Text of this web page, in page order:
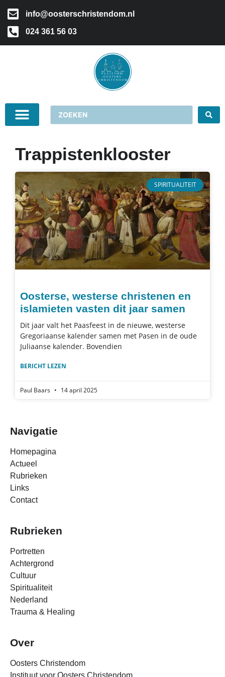
info@oosterschristendom.nl
024 361 56 03
Trappistenklooster
SPIRITUALITEIT
Oosterse, westerse christenen en
islamieten vasten dit jaar samen
Dit jaar valt het Paasfeest in de nieuwe, westerse
Gregoriaanse kalender samen met Pasen in de oude
Juliaanse kalender. Bovendien
BERICHT LEZEN
Paul Baars 14 april 2025
Navigatie
Homepagina
Actueel
Rubrieken
Links
Contact
Rubrieken
Portretten
Achtergrond
Cultuur
Spiritualiteit
Nederland
Trauma & Healing
Over
Oosters Christendom
Instituut voor Oosters Christendom